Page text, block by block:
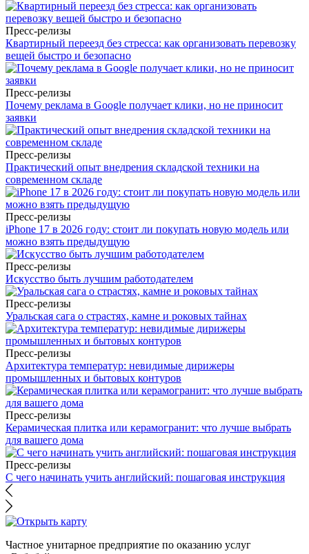
Пресс-релизы
Квартирный переезд без стресса: как организовать перевозку
вещей быстро и безопасно
Пресс-релизы
Почему реклама в Google получает клики, но не приносит
заявки
Пресс-релизы
Практический опыт внедрения складской техники на
современном складе
Пресс-релизы
iPhone 17 в 2026 году: стоит ли покупать новую модель или
можно взять предыдущую
Пресс-релизы
Искусство быть лучшим работодателем
Пресс-релизы
Уральская сага о страстях, камне и роковых тайнах
Пресс-релизы
Архитектура температур: невидимые дирижеры
промышленных и бытовых контуров
Пресс-релизы
Керамическая плитка или керамогранит: что лучше выбрать
для вашего дома
Пресс-релизы
С чего начинать учить английский: пошаговая инструкция
Частное унитарное предприятие по оказанию услуг